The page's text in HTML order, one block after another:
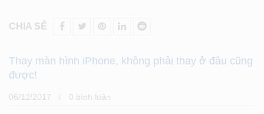
CHIA SẺ
Thay màn hình iPhone, không phải thay ở đâu cũng
được!
06/12/2017 0 bình luân